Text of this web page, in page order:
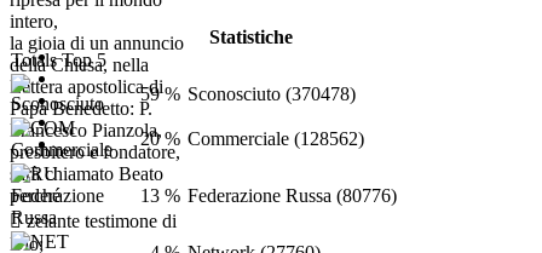
intero,
la gioia di un annuncio
della Chiesa, nella
Lettera apostolica di
Papa Benedetto: P.
Francesco Pianzola,
presbitero e fondatore,
sarà chiamato Beato
perché
 zelante testimone di
Dio;
Statistiche
Totals Top 5
59 % Sconosciuto (370478)
20 % Commerciale (128562)
13 % Federazione Russa (80776)